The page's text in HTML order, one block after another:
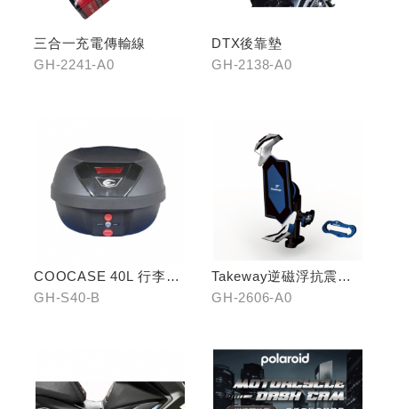
三合一充電傳輸線
GH-2241-A0
DTX後靠墊
GH-2138-A0
COOCASE 40L 行李箱(
黑)
GH-S40-B
Takeway逆磁浮抗震手
機架
GH-2606-A0